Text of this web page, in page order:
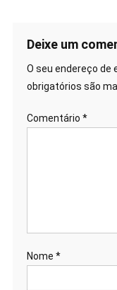
Post
Deixe um
O seu endereço de
obrigatórios são
Comentário *
Nome *